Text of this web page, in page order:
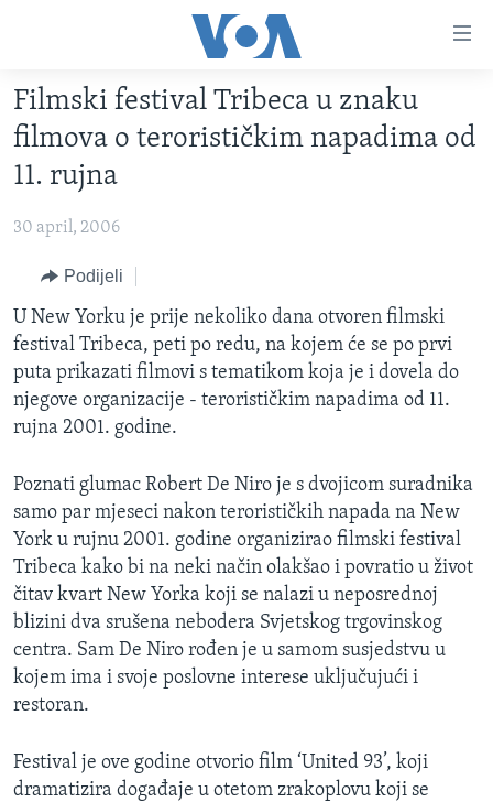
glavni
sadržaj
Pređi
na
glavnu
navigaciju
pretragu
FOTOGRAFIJE DANA
VIJESTI
SJEDINJENE AMERIČKE DRŽAVE
BOSNA I HERCEGOVINA
SVIJET
NAUKA I TEHNOLOGIJA
SPECIJALNI PROJEKTI
KORUPCIJA
SLOBODA MEDIJA
ŽENSKA STRANA
IZBJEGLIČKA STRANA
MAGAZIN
O GLASU AMERIKE
Learning English
PRATITE NAS
Jezici
Filmski festival Tribeca u znaku
filmova o terorističkim napadima od
11. rujna
30 april, 2006
Podijeli
U New Yorku je prije nekoliko dana otvoren filmski
festival Tribeca, peti po redu, na kojem će se po prvi
puta prikazati filmovi s tematikom koja je i dovela do
njegove organizacije - terorističkim napadima od 11.
rujna 2001. godine.
Poznati glumac Robert De Niro je s dvojicom suradnika
samo par mjeseci nakon terorističkih napada na New
York u rujnu 2001. godine organizirao filmski festival
Tribeca kako bi na neki način olakšao i povratio u život
čitav kvart New Yorka koji se nalazi u neposrednoj
blizini dva srušena nebodera Svjetskog trgovinskog
centra. Sam De Niro rođen je u samom susjedstvu u
kojem ima i svoje poslovne interese uključujući i
restoran.
Festival je ove godine otvorio film ‘United 93’, koji
dramatizira događaje u otetom zrakoplovu koji se